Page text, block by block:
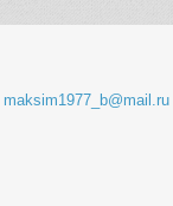
maksim1977_b@mail.ru